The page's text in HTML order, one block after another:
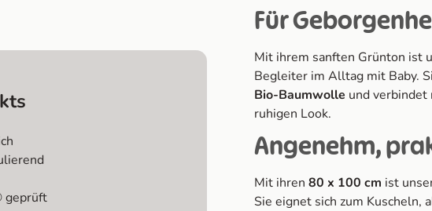
Für
Mit ihrem sanften Grünton ist
Begleiter im Alltag mit Baby.
Bio-Baumwolle und
ruhigen Look.
Angenehm,
Mit ihren 80 x 100 cm ist
Sie eignet sich zum Kuscheln,
geprüft